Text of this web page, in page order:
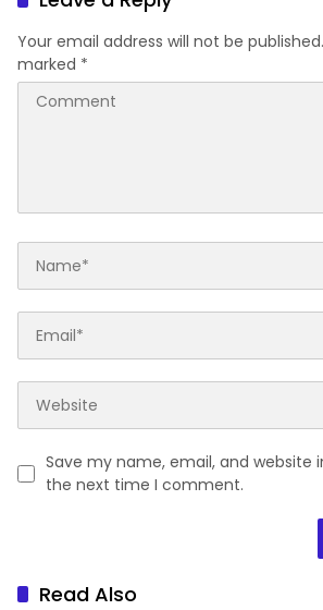
Your email address will not be published.
marked *
Save my name, email, and website
the next time I comment.
Read Also